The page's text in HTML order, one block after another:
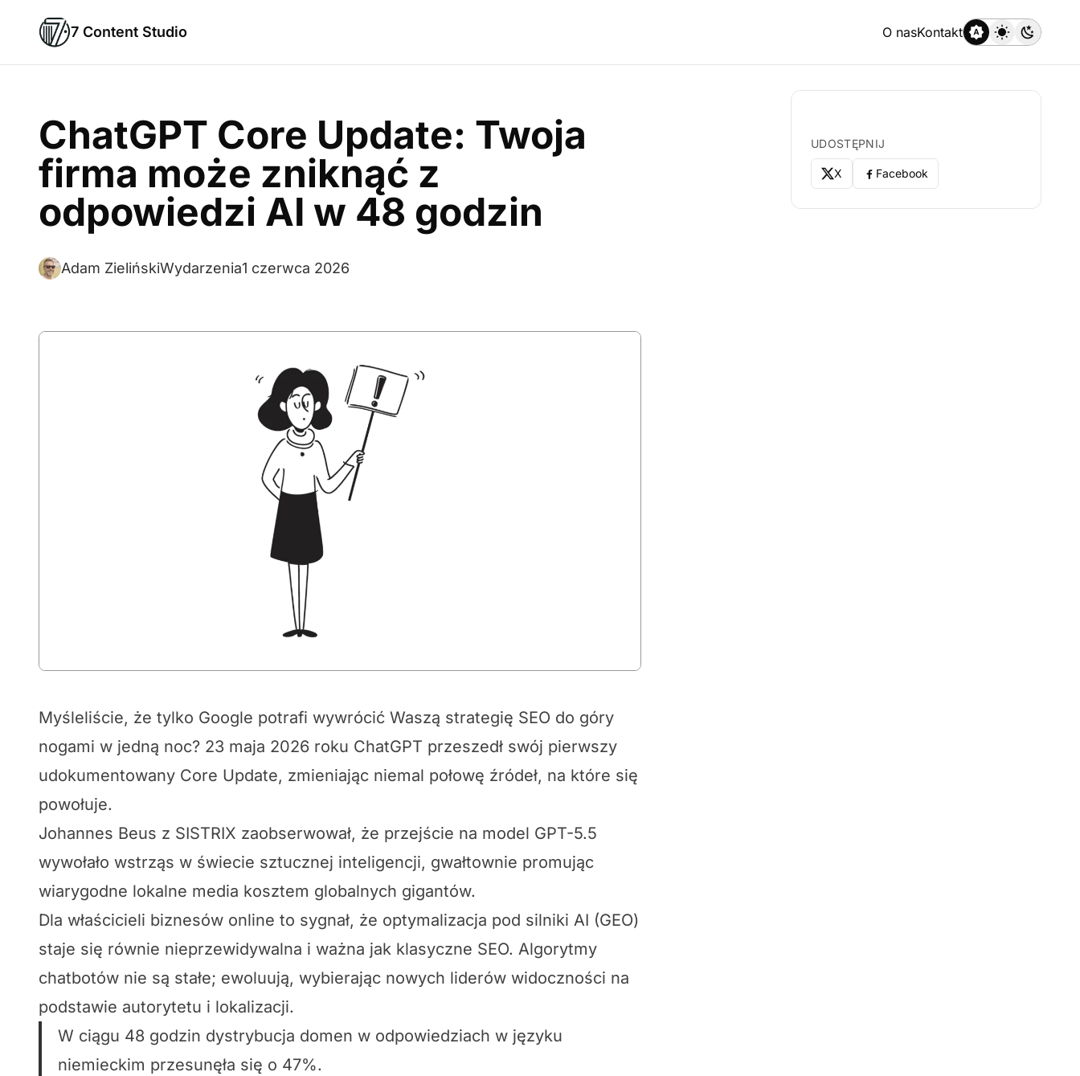
7 Content Studio O nasKontakt
UDOSTĘPNIJ
X Facebook
ChatGPT Core Update: Twoja
firma może zniknąć z
odpowiedzi AI w 48 godzin
Adam ZielińskiWydarzenia1 czerwca 2026
Myśleliście, że tylko Google potrafi wywrócić Waszą strategię SEO do góry
nogami w jedną noc? 23 maja 2026 roku ChatGPT przeszedł swój pierwszy
udokumentowany Core Update, zmieniając niemal połowę źródeł, na które się
powołuje.
Johannes Beus z SISTRIX zaobserwował, że przejście na model GPT-5.5
wywołało wstrząs w świecie sztucznej inteligencji, gwałtownie promując
wiarygodne lokalne media kosztem globalnych gigantów.
Dla właścicieli biznesów online to sygnał, że optymalizacja pod silniki AI (GEO)
staje się równie nieprzewidywalna i ważna jak klasyczne SEO. Algorytmy
chatbotów nie są stałe; ewoluują, wybierając nowych liderów widoczności na
podstawie autorytetu i lokalizacji.
W ciągu 48 godzin dystrybucja domen w odpowiedziach w języku
niemieckim przesunęła się o 47%.